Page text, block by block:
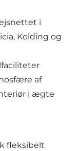
i
Kolding og
af
i ægte
fleksibelt